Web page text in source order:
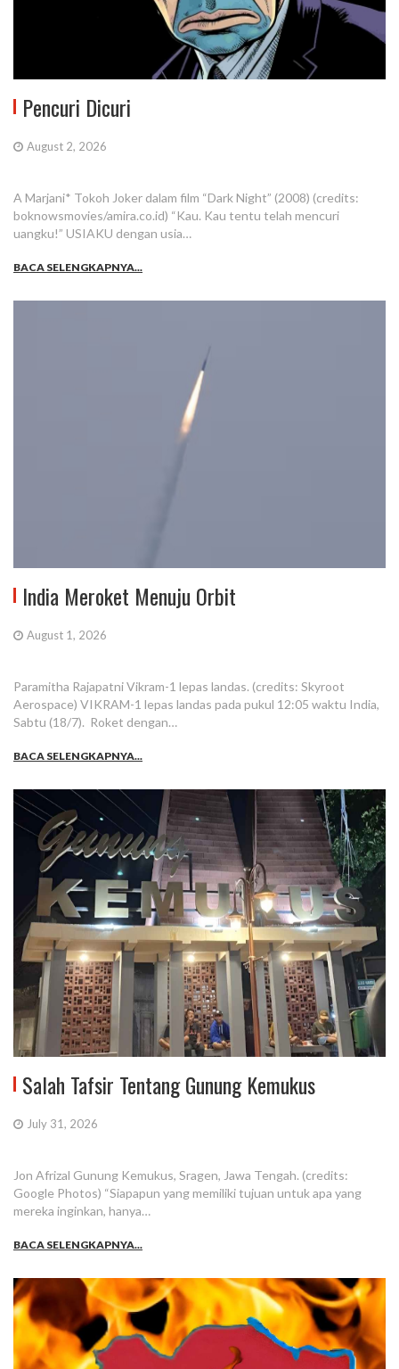
Pencuri Dicuri
August 2, 2026
A Marjani* Tokoh Joker dalam film “Dark Night” (2008) (credits:
boknowsmovies/amira.co.id) “Kau. Kau tentu telah mencuri
uangku!” USIAKU dengan usia…
BACA SELENGKAPNYA...
India Meroket Menuju Orbit
August 1, 2026
Paramitha Rajapatni Vikram-1 lepas landas. (credits: Skyroot
Aerospace) VIKRAM-1 lepas landas pada pukul 12:05 waktu India,
Sabtu (18/7). Roket dengan…
BACA SELENGKAPNYA...
Salah Tafsir Tentang Gunung Kemukus
July 31, 2026
Jon Afrizal Gunung Kemukus, Sragen, Jawa Tengah. (credits:
Google Photos) “Siapapun yang memiliki tujuan untuk apa yang
mereka inginkan, hanya…
BACA SELENGKAPNYA...